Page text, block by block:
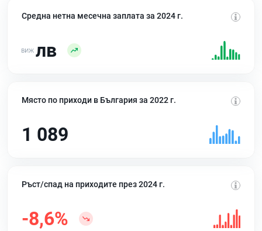
Средна нетна месечна заплата за 2024 г.
лв
Място по приходи в България за 2022 г.
1 089
Ръст/спад на приходите през 2024 г.
-8,6%